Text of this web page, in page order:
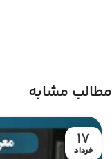
مطالب مشابه
17
خرداد